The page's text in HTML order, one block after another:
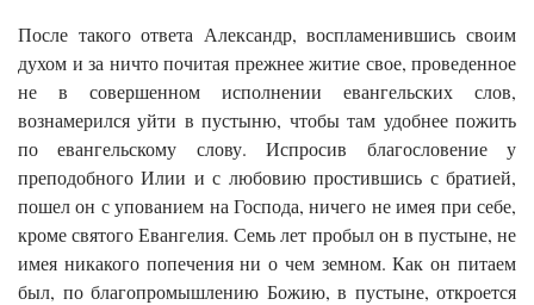
После такого ответа Александр, воспламенившись своим
духом и за ничто почитая прежнее житие свое, проведенное
не в совершенном исполнении евангельских слов,
вознамерился уйти в пустыню, чтобы там удобнее пожить
по евангельскому слову. Испросив благословение у
преподобного Илии и с любовию простившись с братией,
пошел он с упованием на Господа, ничего не имея при себе,
кроме святого Евангелия. Семь лет пробыл он в пустыне, не
имея никакого попечения ни о чем земном. Как он питаем
был, по благопромышлению Божию, в пустыне, откроется